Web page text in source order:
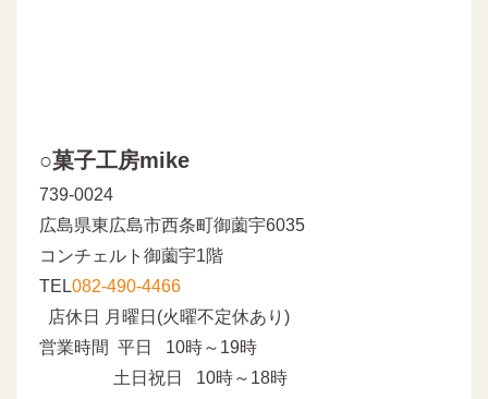
○菓子工房mike
739-0024
広島県東広島市西条町御薗宇6035
コンチェルト御薗宇1階
TEL082-490-4466
店休日 月曜日(火曜不定休あり)
営業時間 平日 10時～19時
土日祝日 10時～18時